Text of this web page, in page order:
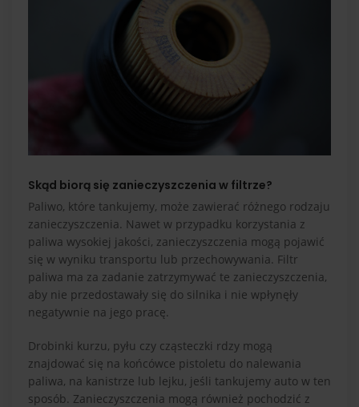
Skąd biorą się zanieczyszczenia w filtrze?
Paliwo, które tankujemy, może zawierać różnego rodzaju
zanieczyszczenia. Nawet w przypadku korzystania z
paliwa wysokiej jakości, zanieczyszczenia mogą pojawić
się w wyniku transportu lub przechowywania. Filtr
paliwa ma za zadanie zatrzymywać te zanieczyszczenia,
aby nie przedostawały się do silnika i nie wpłynęły
negatywnie na jego pracę.
Drobinki kurzu, pyłu czy cząsteczki rdzy mogą
znajdować się na końcówce pistoletu do nalewania
paliwa, na kanistrze lub lejku, jeśli tankujemy auto w ten
sposób. Zanieczyszczenia mogą również pochodzić z